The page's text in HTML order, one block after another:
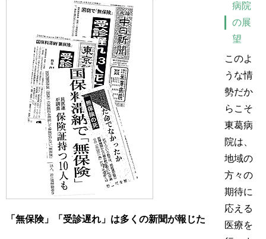
「無保険」「受診遅れ」は多くの新聞が報じた
病院
の展
望
このよ
うな情
勢だか
らこそ
東葛病
院は、
地域の
方々の
期待に
応える
医療を